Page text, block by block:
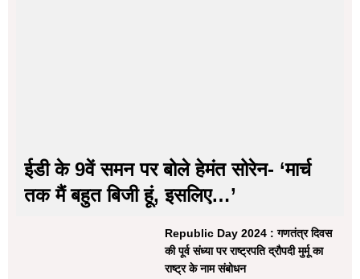
ईडी के 9वें समन पर बोले हेमंत सोरेन- ‘मार्च
तक मैं बहुत बिजी हूं, इसलिए…’
Republic Day 2024 : गणतंत्र दिवस
की पूर्व संध्या पर राष्ट्रपति द्रौपदी मुर्मू का
राष्ट्र के नाम संबोधन